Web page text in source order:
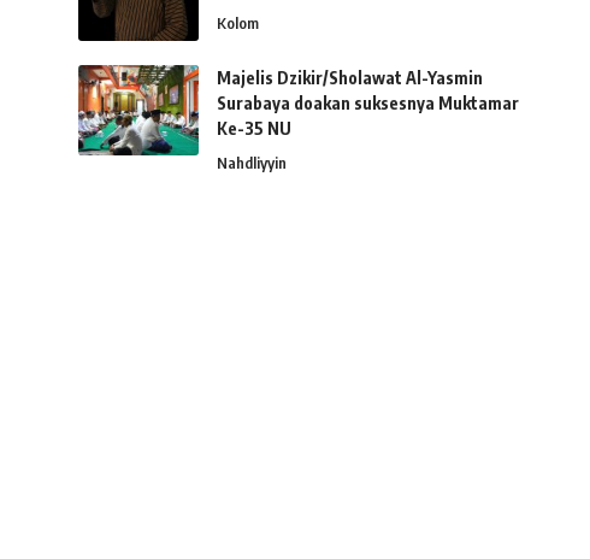
Kolom
Majelis Dzikir/Sholawat Al-Yasmin
Surabaya doakan suksesnya Muktamar
Ke-35 NU
Nahdliyyin